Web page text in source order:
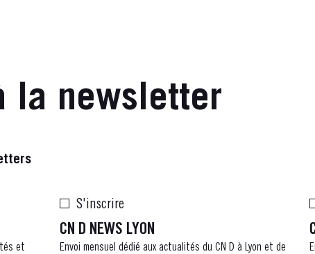
la newsletter
et
S'inscrire
CN D NEWS LYON
Envoi mensuel dédié aux actualités du CN D à Lyon et de